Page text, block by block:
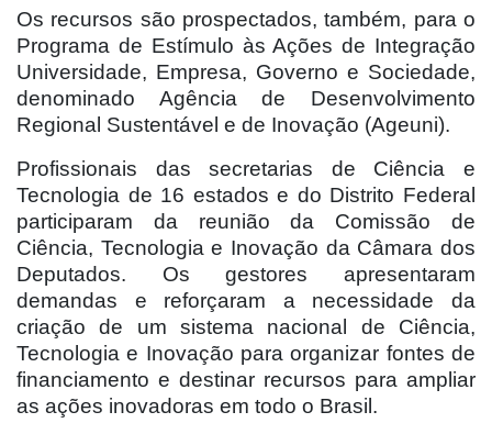
Os recursos são prospectados, também, para o
Programa de Estímulo às Ações de Integração
Universidade, Empresa, Governo e Sociedade,
denominado Agência de Desenvolvimento
Regional Sustentável e de Inovação (Ageuni).
Profissionais das secretarias de Ciência e
Tecnologia de 16 estados e do Distrito Federal
participaram da reunião da Comissão de
Ciência, Tecnologia e Inovação da Câmara dos
Deputados. Os gestores apresentaram
demandas e reforçaram a necessidade da
criação de um sistema nacional de Ciência,
Tecnologia e Inovação para organizar fontes de
financiamento e destinar recursos para ampliar
as ações inovadoras em todo o Brasil.